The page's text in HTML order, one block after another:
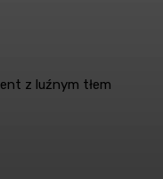
z luźnym tłem